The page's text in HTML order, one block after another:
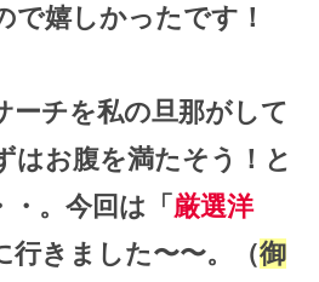
で嬉しかったです！
ーチを私の旦那がして
はお腹を満たそう！と
。今回は「 厳選洋
行きました〜〜。（御